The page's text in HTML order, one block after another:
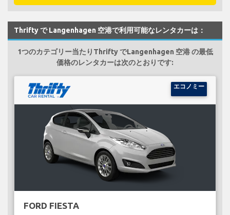
Thrifty で Langenhagen 空港で利用可能なレンタカーは：
1つのカテゴリー当たりThrifty でLangenhagen 空港 の最低
価格のレンタカーは次のとおりです:
エコノミー
FORD FIESTA